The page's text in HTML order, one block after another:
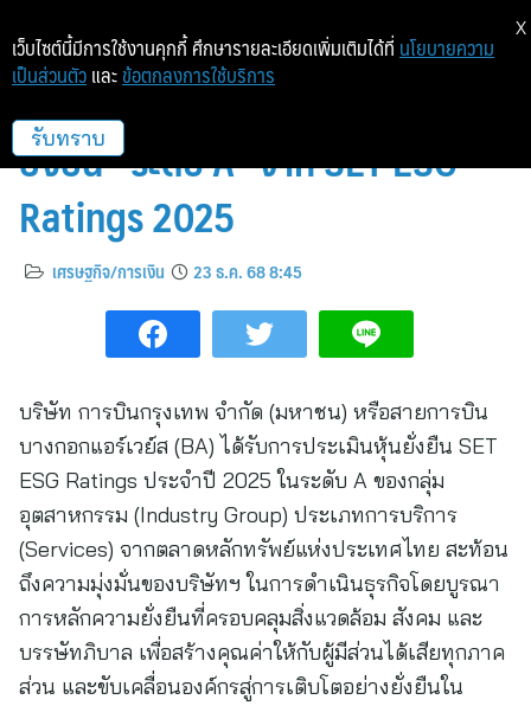
บางกอกแอร์เวย์ส (BA) คว้าหุ้น
ยั่งยืน “ระดับ A” จาก SET ESG
Ratings 2025
เศรษฐกิจ/การเงิน 23 ธ.ค. 68 8:45
บริษัท การบินกรุงเทพ จำกัด (มหาชน) หรือสายการบิน
บางกอกแอร์เวย์ส (BA) ได้รับการประเมินหุ้นยั่งยืน SET
ESG Ratings ประจำปี 2025 ในระดับ A ของกลุ่ม
อุตสาหกรรม (Industry Group) ประเภทการบริการ
(Services) จากตลาดหลักทรัพย์แห่งประเทศไทย สะท้อน
ถึงความมุ่งมั่นของบริษัทฯ ในการดำเนินธุรกิจโดยบูรณา
การหลักความยั่งยืนที่ครอบคลุมสิ่งแวดล้อม สังคม และ
บรรษัทภิบาล เพื่อสร้างคุณค่าให้กับผู้มีส่วนได้เสียทุกภาค
ส่วน และขับเคลื่อนองค์กรสู่การเติบโตอย่างยั่งยืนใน
เว็บไซต์นี้มีการใช้งานคุกกี้ ศึกษารายละเอียดเพิ่มเติมได้ที่ นโยบายความ
เป็นส่วนตัว และ ข้อตกลงการใช้บริการ
รับทราบ
X